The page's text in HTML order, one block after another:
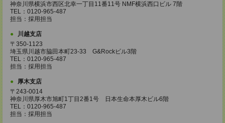
神奈川県横浜市西区北幸一丁目11番11号 NMF横浜西口ビル 7階
TEL：0120-965-487
担当：採用担当
川越支店
〒350-1123
埼玉県川越市脇田本町23-33 G&Rockビル3階
TEL：0120-965-487
担当：採用担当
厚木支店
〒243-0014
神奈川県厚木市旭町1丁目2番1号 日本生命本厚木ビル6階
TEL：0120-965-487
担当：採用担当